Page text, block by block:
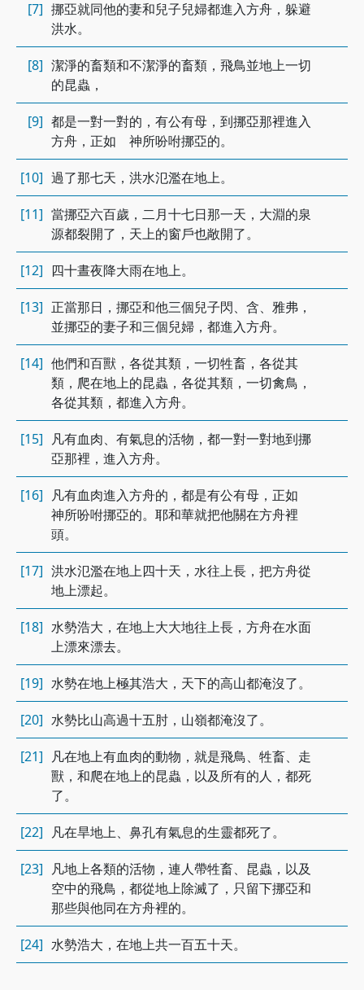
[7] 挪亞就同他的妻和兒子兒婦都進入方舟，躲避
洪水。
[8] 潔淨的畜類和不潔淨的畜類，飛鳥並地上一切
的昆蟲，
[9] 都是一對一對的，有公有母，到挪亞那裡進入
方舟，正如 神所吩咐挪亞的。
[10] 過了那七天，洪水氾濫在地上。
[11] 當挪亞六百歲，二月十七日那一天，大淵的泉
源都裂開了，天上的窗戶也敞開了。
[12] 四十晝夜降大雨在地上。
[13] 正當那日，挪亞和他三個兒子閃、含、雅弗，
並挪亞的妻子和三個兒婦，都進入方舟。
[14] 他們和百獸，各從其類，一切牲畜，各從其
類，爬在地上的昆蟲，各從其類，一切禽鳥，
各從其類，都進入方舟。
[15] 凡有血肉、有氣息的活物，都一對一對地到挪
亞那裡，進入方舟。
[16] 凡有血肉進入方舟的，都是有公有母，正如
神所吩咐挪亞的。耶和華就把他關在方舟裡
頭。
[17] 洪水氾濫在地上四十天，水往上長，把方舟從
地上漂起。
[18] 水勢浩大，在地上大大地往上長，方舟在水面
上漂來漂去。
[19] 水勢在地上極其浩大，天下的高山都淹沒了。
[20] 水勢比山高過十五肘，山嶺都淹沒了。
[21] 凡在地上有血肉的動物，就是飛鳥、牲畜、走
獸，和爬在地上的昆蟲，以及所有的人，都死
了。
[22] 凡在旱地上、鼻孔有氣息的生靈都死了。
[23] 凡地上各類的活物，連人帶牲畜、昆蟲，以及
空中的飛鳥，都從地上除滅了，只留下挪亞和
那些與他同在方舟裡的。
[24] 水勢浩大，在地上共一百五十天。